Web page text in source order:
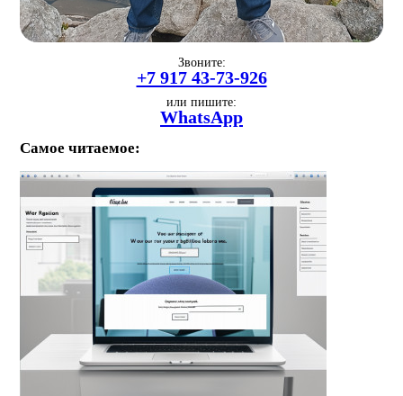
Звоните:
+7 917 43-73-926
или пишите:
WhatsApp
Самое читаемое: